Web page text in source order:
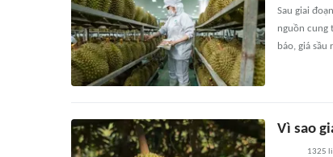
Sau giai
nguồn cung
báo, giá
Vì sao
1325